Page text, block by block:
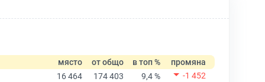
място от общо в топ %
промяна
16 464
174 403 9,4 %
-1 452